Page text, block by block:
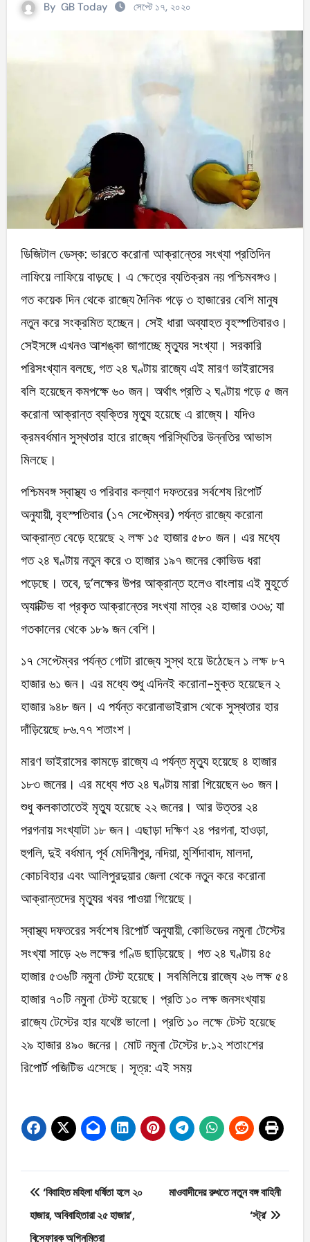
By GB Today সেপ্টে ১৭, ২০২০
ডিজিটাল ডেস্ক: ভারতে করোনা আক্রান্তের সংখ্যা প্রতিদিন
লাফিয়ে লাফিয়ে বাড়ছে। এ ক্ষেত্রে ব্যতিক্রম নয় পশ্চিমবঙ্গও।
গত কয়েক দিন থেকে রাজ্যে দৈনিক গড়ে ৩ হাজারের বেশি মানুষ
নতুন করে সংক্রমিত হচ্ছেন। সেই ধারা অব্যাহত বৃহস্পতিবারও।
সেইসঙ্গে এখনও আশঙ্কা জাগাচ্ছে মৃত্যুর সংখ্যা। সরকারি
পরিসংখ্যান বলছে, গত ২৪ ঘণ্টায় রাজ্যে এই মারণ ভাইরাসের
বলি হয়েছেন কমপক্ষে ৬০ জন। অর্থাৎ প্রতি ২ ঘণ্টায় গড়ে ৫ জন
করোনা আক্রান্ত ব্যক্তির মৃত্যু হয়েছে এ রাজ্যে। যদিও
ক্রমবর্ধমান সুস্থতার হারে রাজ্যে পরিস্থিতির উন্নতির আভাস
মিলছে।
পশ্চিমবঙ্গ স্বাস্থ্য ও পরিবার কল্যাণ দফতরের সর্বশেষ রিপোর্ট
অনুযায়ী, বৃহস্পতিবার (১৭ সেপ্টেম্বর) পর্যন্ত রাজ্যে করোনা
আক্রান্ত বেড়ে হয়েছে ২ লক্ষ ১৫ হাজার ৫৮০ জন। এর মধ্যে
গত ২৪ ঘণ্টায় নতুন করে ৩ হাজার ১৯৭ জনের কোভিড ধরা
পড়েছে। তবে, দু’লক্ষের উপর আক্রান্ত হলেও বাংলায় এই মুহূর্তে
অ্যাক্টিভ বা প্রকৃত আক্রান্তের সংখ্যা মাত্র ২৪ হাজার ৩৩৬; যা
গতকালের থেকে ১৮৯ জন বেশি।
১৭ সেপ্টেম্বর পর্যন্ত গোটা রাজ্যে সুস্থ হয়ে উঠেছেন ১ লক্ষ ৮৭
হাজার ৬১ জন। এর মধ্যে শুধু এদিনই করোনা-মুক্ত হয়েছেন ২
হাজার ৯৪৮ জন। এ পর্যন্ত করোনাভাইরাস থেকে সুস্থতার হার
দাঁড়িয়েছে ৮৬.৭৭ শতাংশ।
মারণ ভাইরাসের কামড়ে রাজ্যে এ পর্যন্ত মৃত্যু হয়েছে ৪ হাজার
১৮৩ জনের। এর মধ্যে গত ২৪ ঘণ্টায় মারা গিয়েছেন ৬০ জন।
শুধু কলকাতাতেই মৃত্যু হয়েছে ২২ জনের। আর উত্তর ২৪
পরগনায় সংখ্যাটা ১৮ জন। এছাড়া দক্ষিণ ২৪ পরগনা, হাওড়া,
হুগলি, দুই বর্ধমান, পূর্ব মেদিনীপুর, নদিয়া, মুর্শিদাবাদ, মালদা,
কোচবিহার এবং আলিপুরদুয়ার জেলা থেকে নতুন করে করোনা
আক্রান্তদের মৃত্যুর খবর পাওয়া গিয়েছে।
স্বাস্থ্য দফতরের সর্বশেষ রিপোর্ট অনুযায়ী, কোভিডের নমুনা টেস্টের
সংখ্যা সাড়ে ২৬ লক্ষের গণ্ডি ছাড়িয়েছে। গত ২৪ ঘণ্টায় ৪৫
হাজার ৫৩৬টি নমুনা টেস্ট হয়েছে। সবমিলিয়ে রাজ্যে ২৬ লক্ষ ৫৪
হাজার ৭০টি নমুনা টেস্ট হয়েছে। প্রতি ১০ লক্ষ জনসংখ্যায়
রাজ্যে টেস্টের হার যথেষ্ট ভালো। প্রতি ১০ লক্ষে টেস্ট হয়েছে
২৯ হাজার ৪৯০ জনের। মোট নমুনা টেস্টের ৮.১২ শতাংশের
রিপোর্ট পজিটিভ এসেছে। সূত্র: এই সময়
Post
navigation
‘বিবাহিত মহিলা ধর্ষিতা হলে ২০
হাজার, অবিবাহিতারা ২৫ হাজার’,
বিস্ফোরক অগ্নিমিত্রা
মাওবাদীদের রুখতে নতুন বঙ্গ বাহিনী
‘স্ট্র’